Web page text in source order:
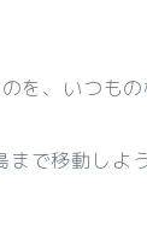
、いつもの
で移動しよ